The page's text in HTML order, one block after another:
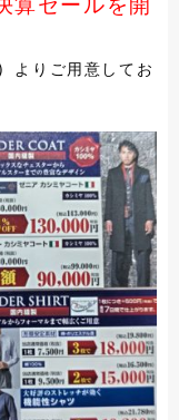
よりご用意してお